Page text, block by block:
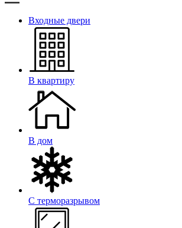
Входные двери
В квартиру
В дом
С терморазрывом